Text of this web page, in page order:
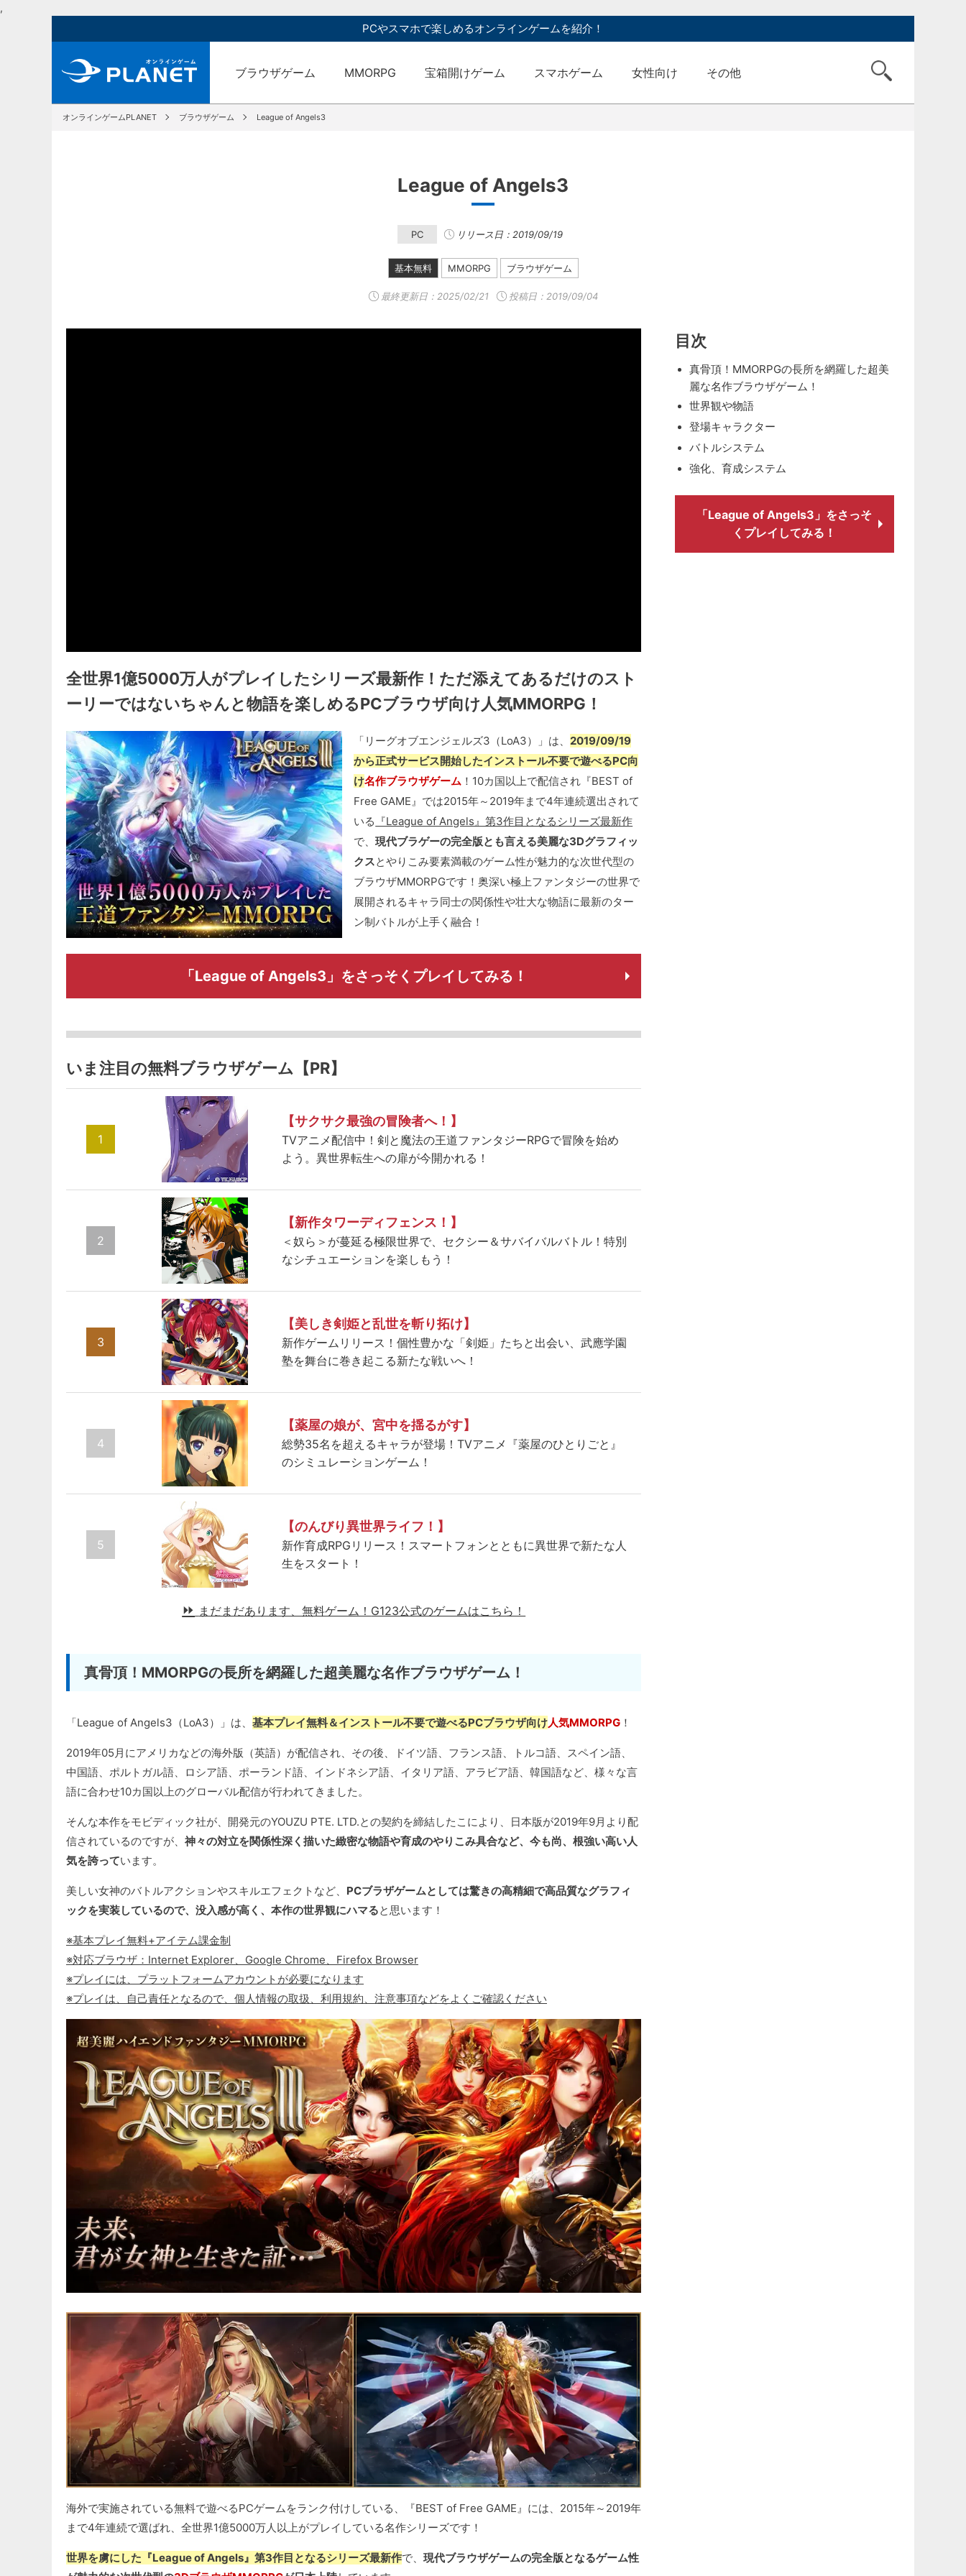
,
PCやスマホで楽しめるオンラインゲームを紹介！
ブラウザゲーム MMORPG 宝箱開けゲーム スマホゲーム 女性向け その他
オンラインゲームPLANET ブラウザゲーム League of Angels3
League of Angels3
PC リリース日：2019/09/19
基本無料 MMORPG ブラウザゲーム
最終更新日： 2025/02/21 投稿日：2019/09/04
全世界1億5000万人がプレイしたシリーズ最新作！ただ添えてあるだけのスト
ーリーではないちゃんと物語を楽しめるPCブラウザ向け人気MMORPG！
「リーグオブエンジェルズ3（LoA3）」は、2019/09/19
から正式サービス開始したインストール不要で遊べるPC向
け名作ブラウザゲーム ！10カ国以上で配信され『BEST of
Free GAME』では2015年～2019年まで4年連続選出されて
いる 『League of Angels』第3作目となるシリーズ最新作
で、現代ブラゲーの完全版とも言える美麗な3Dグラフィッ
クスとやりこみ要素満載のゲーム性が魅力的な次世代型の
ブラウザMMORPGです！奥深い極上ファンタジーの世界で
展開されるキャラ同士の関係性や壮大な物語に最新のター
ン制バトルが上手く融合！
「League of Angels3」をさっそくプレイしてみる！
いま注目の無料ブラウザゲーム【PR】
1
【サクサク最強の冒険者へ！】
TVアニメ配信中！剣と魔法の王道ファンタジーRPGで冒険を始め
よう。異世界転生への扉が今開かれる！
2
【新作タワーディフェンス！】
＜奴ら＞が蔓延る極限世界で、セクシー＆サバイバルバトル！特別
なシチュエーションを楽しもう！
3
【美しき剣姫と乱世を斬り拓け】
新作ゲームリリース！個性豊かな「剣姫」たちと出会い、武應学園
塾を舞台に巻き起こる新たな戦いへ！
4
【薬屋の娘が、宮中を揺るがす】
総勢35名を超えるキャラが登場！TVアニメ『薬屋のひとりごと』
のシミュレーションゲーム！
5
【のんびり異世界ライフ！】
新作育成RPGリリース！スマートフォンとともに異世界で新たな人
生をスタート！
まだまだあります、無料ゲーム！ G123公式のゲームはこちら！
真骨頂！MMORPGの長所を網羅した超美麗な名作ブラウザゲーム！
「League of Angels3（LoA3）」は、 基本プレイ無料＆インストール不要で遊べるPCブラウザ向け人気MMORPG ！
2019年05月にアメリカなどの海外版（英語）が配信され、その後、ドイツ語、フランス語、トルコ語、スペイン語、
中国語、ポルトガル語、ロシア語、ポーランド語、インドネシア語、イタリア語、アラビア語、韓国語など、様々な言
語に合わせ10カ国以上のグローバル配信が行われてきました。
そんな本作をモビディック社が、開発元のYOUZU PTE. LTD.との契約を締結したこにより、日本版が2019年9月より配
信されているのですが、 神々の対立を関係性深く描いた緻密な物語や育成のやりこみ具合など、今も尚、根強い高い人
気を誇っています。
美しい女神のバトルアクションやスキルエフェクトなど、 PCブラザゲームとしては驚きの高精細で高品質なグラフィ
ックを実装しているので、没入感が高く、本作の世界観にハマると思います！
※基本プレイ無料+アイテム課金制
※対応ブラウザ：Internet Explorer、Google Chrome、Firefox Browser
※プレイには、プラットフォームアカウントが必要になります
※プレイは、自己責任となるので、個人情報の取扱、利用規約、注意事項などをよくご確認ください
海外で実施されている無料で遊べるPCゲームをランク付けしている、『BEST of Free GAME』には、2015年～2019年
まで4年連続で選ばれ、全世界1億5000万人以上がプレイしている名作シリーズです！
世界を虜にした『League of Angels』第3作目となるシリーズ最新作で、 現代ブラウザゲームの完全版となるゲーム性
目次
真骨頂！MMORPGの長所を網羅した超美
麗な名作ブラウザゲーム！
世界観や物語
登場キャラクター
バトルシステム
強化、育成システム
「League of Angels3」をさっそ
くプレイしてみる！